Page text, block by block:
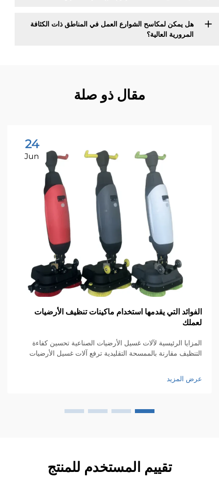
هل يمكن لمكاسح الشوارع العمل في المناطق ذات الكثافة
المرورية العالية؟
مقال ذو صلة
Jun
التي يقدمها استخدام ماكينات تنظيف الأرضيات
الرئيسية لآلات غسيل الأرضيات الصناعية تحسين كفاءة
مقارنة بالممسحة التقليدية ترفع آلات غسيل الأرضيات
فهي تعمل بشكل أسرع بكثير...
المزيد
تقييم المستخدم للمنتج